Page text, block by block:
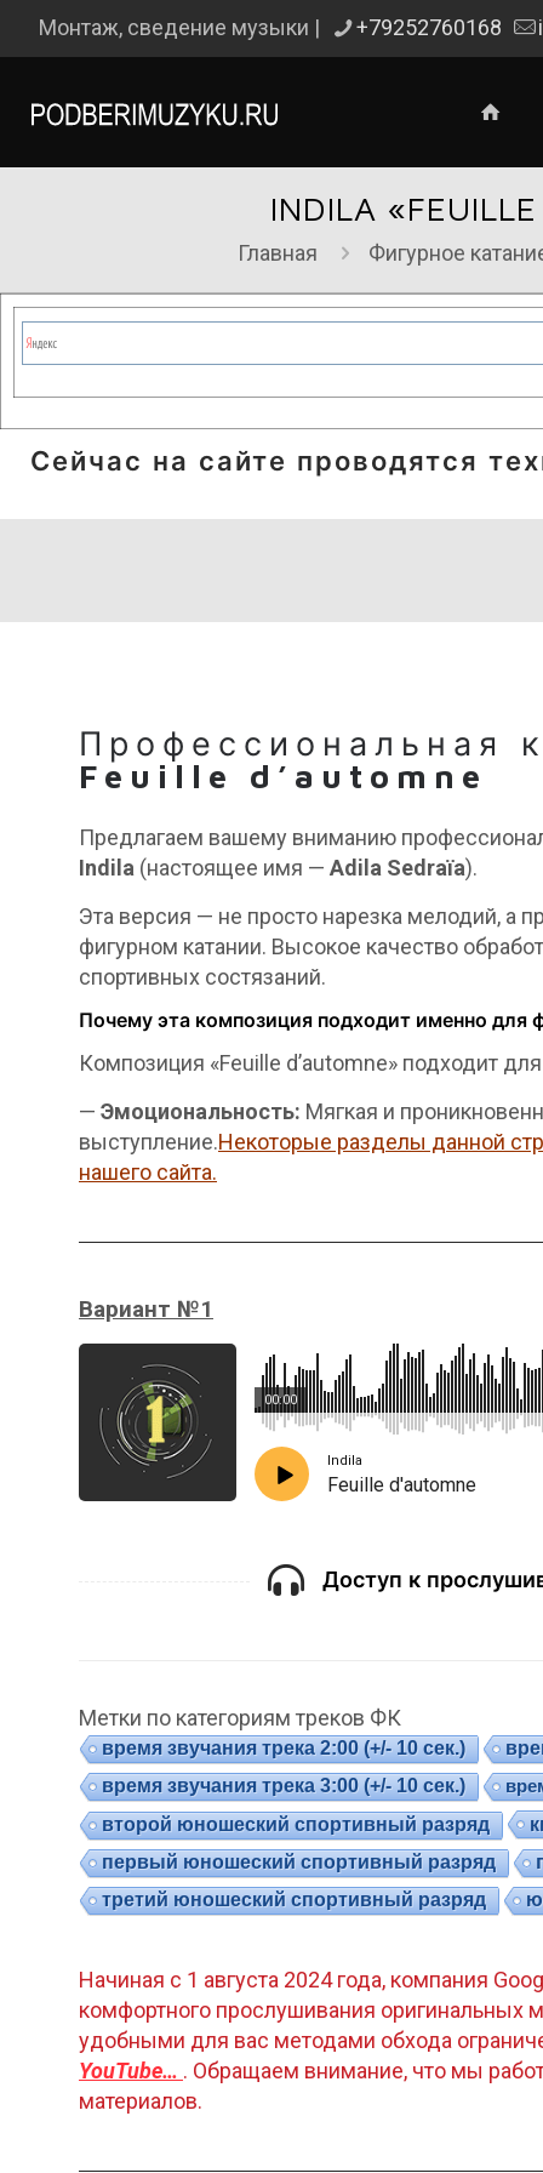
Монтаж, сведение музыки | +79252760168
INDILA
Главная Фигурное
Сейчас на сайте проводятся
Профессиональная
Feuille d’automne
Предлагаем вашему вниманию
Indila (настоящее имя — Adila Sedraïa).
Эта версия — не просто нарезка мелодий, а
фигурном катании. Высокое качество
спортивных состязаний.
Почему эта композиция подходит именно для
Композиция «Feuille d’automne» подходит
— Эмоциональность: Мягкая и
выступление.Некоторые разделы данной
нашего сайта.
Вариант №1
00:00
Indila
Feuille d'automne
Доступ к
Метки по категориям треков ФК
время звучания трека 2:00 (+/- 10 сек.)
время звучания трека 3:00 (+/- 10 сек.)
второй юношеский спортивный разряд
первый юношеский спортивный разряд
третий юношеский спортивный разряд
Начиная с 1 августа 2024 года, компания
комфортного прослушивания оригинальных
удобными для вас методами обхода
YouTube… . Обращаем внимание, что мы
материалов.